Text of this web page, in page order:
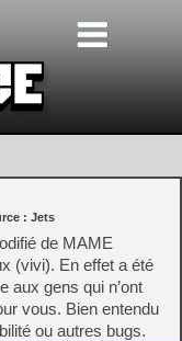
: Jets
de MAME
(vivi). En effet a été
aux gens qui n’ont
vous. Bien entendu
ou autres bugs.